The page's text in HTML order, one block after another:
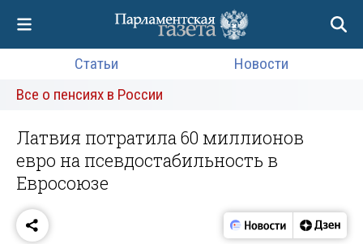
Статьи
Новости
Все о пенсиях в России
Латвия потратила 60 миллионов
евро на псевдостабильность в
Евросоюзе